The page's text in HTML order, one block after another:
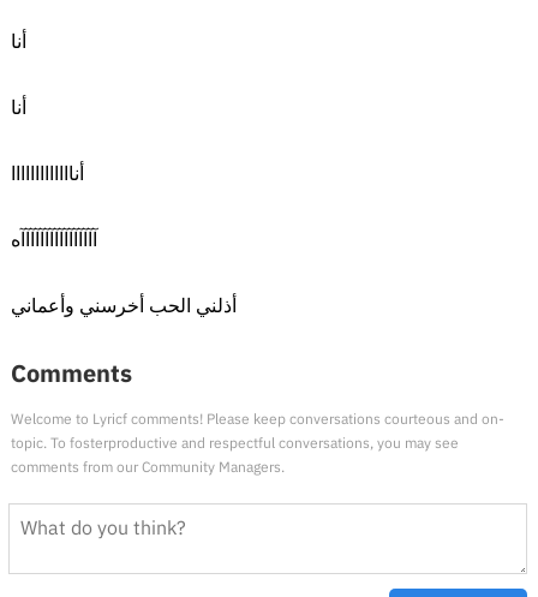
أنا
أنا
أنااااااااااااا
آآآآآآآآآآآآآآآآه
أذلني الحب أخرسني وأعماني
Comments
Welcome to Lyricf comments! Please keep conversations courteous and on-
topic. To fosterproductive and respectful conversations, you may see
comments from our Community Managers.